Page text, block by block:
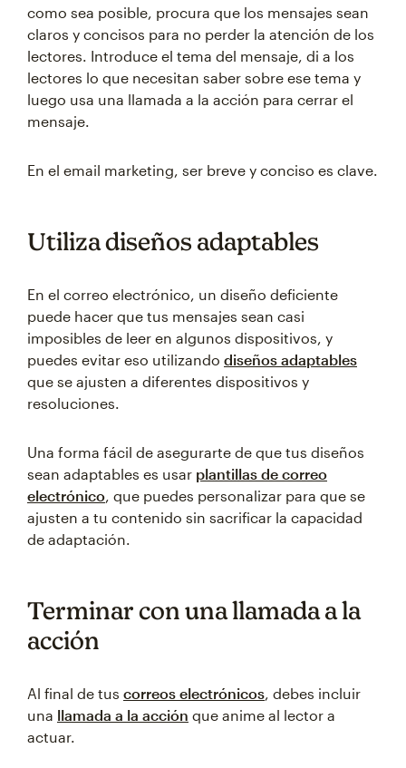
como sea posible, procura que los mensajes sean
claros y concisos para no perder la atención de los
lectores. Introduce el tema del mensaje, di a los
lectores lo que necesitan saber sobre ese tema y
luego usa una llamada a la acción para cerrar el
mensaje.
En el email marketing, ser breve y conciso es clave.
Utiliza diseños adaptables
En el correo electrónico, un diseño deficiente
puede hacer que tus mensajes sean casi
imposibles de leer en algunos dispositivos, y
puedes evitar eso utilizando diseños adaptables
que se ajusten a diferentes dispositivos y
resoluciones.
Una forma fácil de asegurarte de que tus diseños
sean adaptables es usar plantillas de correo
electrónico, que puedes personalizar para que se
ajusten a tu contenido sin sacrificar la capacidad
de adaptación.
Terminar con una llamada a la
acción
Al final de tus correos electrónicos, debes incluir
una llamada a la acción que anime al lector a
actuar.